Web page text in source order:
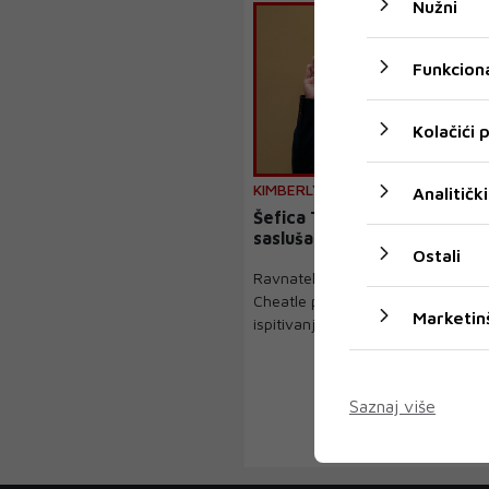
KIMBERLY CHEATLE
Šefica Tajne službe dala
saslušanja o atentatu na
Ravnateljica američke tajne
Cheatle podnijela je ostavku u jeku
ispitivanja sigur...
Nužni
Kolačići
Analitički
Ostali
Saznaj više